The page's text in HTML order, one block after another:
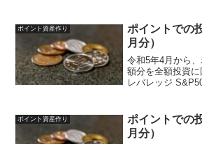
ポイント楽天ポ
ト...
ポイント資産作り
ポイントでの
月分）
令和5年4月から
額分を全額投資
レバレッジ
iFreeレバレッジ
ト...
ポイント資産作り
ポイントでの
月分）